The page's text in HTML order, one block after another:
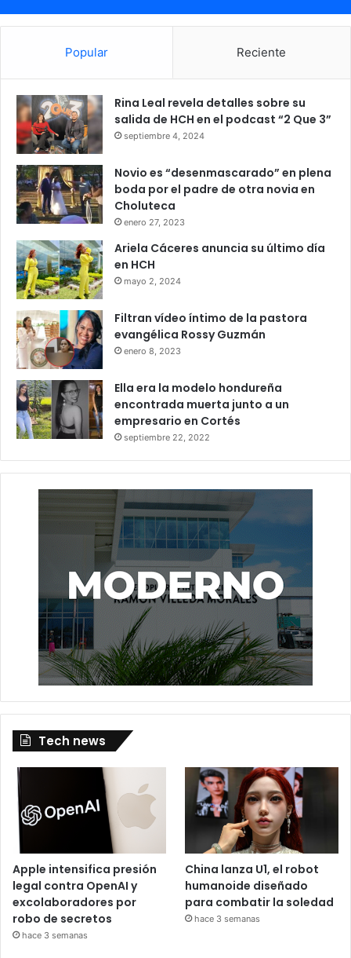
sicariato
robos
actividades del crimen organizado
La Policía Nacional sostiene que las acciones forman parte
de una estrategia para debilitar estructuras delictivas que
operan en el norte del país.
Cártel del Diablo supuestos integrantes
Popular Reciente
Rina Leal revela detalles sobre su
salida de HCH en el podcast “2 Que 3”
septiembre 4, 2024
Novio es “desenmascarado” en plena
boda por el padre de otra novia en
Choluteca
enero 27, 2023
Ariela Cáceres anuncia su último día
en HCH
mayo 2, 2024
Filtran vídeo íntimo de la pastora
evangélica Rossy Guzmán
enero 8, 2023
Ella era la modelo hondureña
encontrada muerta junto a un
empresario en Cortés
septiembre 22, 2022
Tech news
Apple intensifica presión
legal contra OpenAI y
excolaboradores por
robo de secretos
hace 3 semanas
China lanza U1, el robot
humanoide diseñado
para combatir la soledad
hace 3 semanas